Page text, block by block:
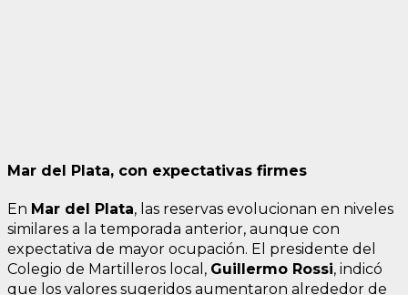
Mar del Plata, con expectativas firmes
En Mar del Plata, las reservas evolucionan en niveles
similares a la temporada anterior, aunque con
expectativa de mayor ocupación. El presidente del
Colegio de Martilleros local, Guillermo Rossi, indicó
que los valores sugeridos aumentaron alrededor de